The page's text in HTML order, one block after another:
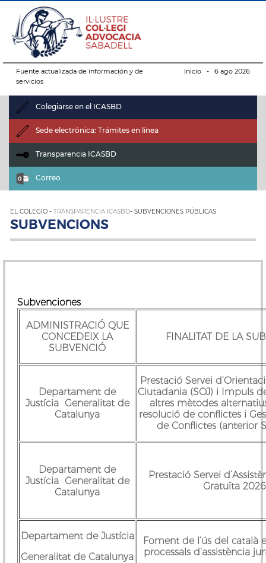
Fuente actualizada de información y de
servicios
Inicio- 6 ago 2026
Colegiarse en el ICASBD
Sede electrónica: Trámites en línea
Transparencia ICASBD
Correo
EL COLEGIO - TRANSPARENCIA ICASBD- SUBVENCIONES PÚBLICAS
SUBVENCIONS
Subvenciones
ADMINISTRACIÓ QUE
CONCEDEIX LA
SUBVENCIÓ
FINALITAT DE LA
Departament de
Justícia Generalitat de
Catalunya
Prestació Servei
Ciutadania (SOJ) i Impuls
altres mètodes
resolució de conflictes i
de Conflictes (anterior
Departament de
Justícia Generalitat de
Catalunya
Prestació Servei
Gratuïta 2026
Departament de Justícia
Generalitat de Catalunya
Foment de l’ús del català
processals d’assistència